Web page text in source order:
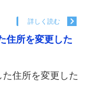
詳しく読む
住所を変更した
住所を変更した